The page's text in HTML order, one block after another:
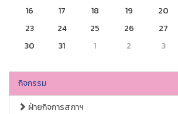
16
17 18 19 20
23
24 25 26 27
30
31 1 2 3
กิจกรรม
ฝ่ายกิจการสภาฯ